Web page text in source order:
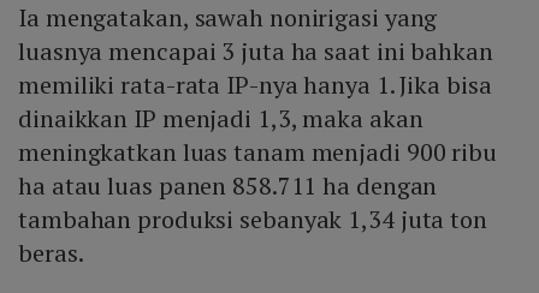
Ia mengatakan, sawah nonirigasi yang
luasnya mencapai 3 juta ha saat ini bahkan
memiliki rata-rata IP-nya hanya 1. Jika bisa
dinaikkan IP menjadi 1,3, maka akan
meningkatkan luas tanam menjadi 900 ribu
ha atau luas panen 858.711 ha dengan
tambahan produksi sebanyak 1,34 juta ton
beras.